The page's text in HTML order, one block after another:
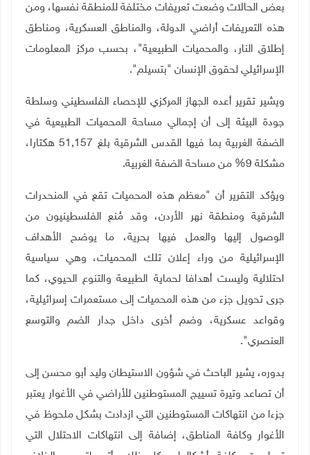
بعض الحالات وضعت تعريفات مختلفة للمنطقة نفسها، ومن
هذه التعريفات أراضي الدولة، والمناطق العسكرية، ومناطق
إطلاق النار، والمحميات الطبيعية"، بحسب مركز المعلومات
الإسرائيلي لحقوق الإنسان "بتسيلم".
ويشير تقرير أعده الجهاز المركزي للإحصاء الفلسطيني وسلطة
جودة البيئة إلى أن إجمالي مساحة المحميات الطبيعية في
الضفة الغربية بما فيها القدس الشرقية بلغ 51,157 هكتارا،
مشكلة 9% من مساحة الضفة الغربية
.
ويؤكد التقرير أن "معظم هذه المحميات تقع في المنحدرات
الشرقية ومنطقة نهر الأردن، وقد مُنع الفلسطينيون من
الوصول إليها والعمل فيها بحرية، ما يوضح الأهداف
الإسرائيلية من وراء إعلان تلك المحميات، وهي سياسية
احتلالية وليست أهدافا لحماية الطبيعة والتنوع الحيوي، كما
جرى تحويل جزء من هذه المحميات إلى مستعمرات إسرائيلية،
وقواعد عسكرية، وضم أخرى داخل جدار الضم والتوسع
العنصري".
بدوره، يشير الباحث في شؤون الاستيطان وليد أبو محسن إلى
أن تصاعد وتيرة تسييج المستوطنين للأراضي في الأغوار يعتبر
جزءا من انتهاكات المستوطنين التي ازدادت بشكل ملحوظ في
الأغوار وكافة المناطق، إضافة إلى انتهاكات الاحتلال التي